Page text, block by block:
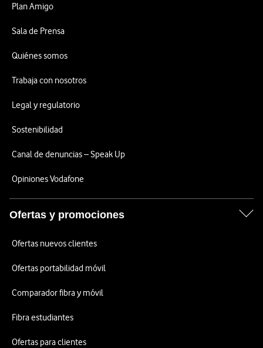
Plan Amigo
Sala de Prensa
Quiénes somos
Trabaja con nosotros
Legal y regulatorio
Sostenibilidad
Canal de denuncias – Speak Up
Opiniones Vodafone
Ofertas y promociones
Ofertas nuevos clientes
Ofertas portabilidad móvil
Comparador fibra y móvil
Fibra estudiantes
Ofertas para clientes